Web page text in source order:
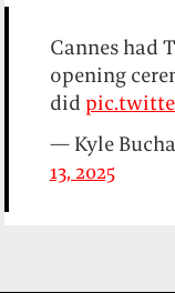
Cannes had
opening
did
— Kyle
13, 2025